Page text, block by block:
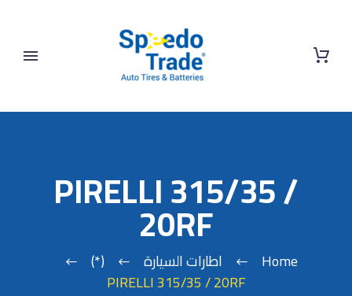
PIRELLI 315/35 /
20RF
Home اطارات السيارة
(*)
PIRELLI 315/35 / 20RF